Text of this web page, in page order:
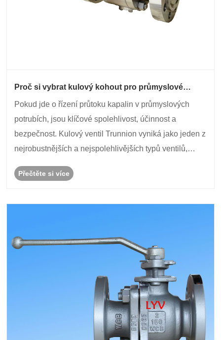
Proč si vybrat kulový kohout pro průmyslové
Pokud jde o řízení průtoku kapalin v průmyslových
potrubích, jsou klíčové spolehlivost, účinnost a
bezpečnost. Kulový ventil Trunnion vyniká jako jeden z
nejrobustnějších a nejspolehlivějších typů ventilů,
vysokotlaké operace a operace s velký......
Přečtěte si více